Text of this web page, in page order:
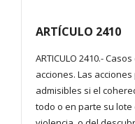
ARTÍCULO 2410
ARTICULO 2410.-
acciones. Las
admisibles si el
todo o en parte su